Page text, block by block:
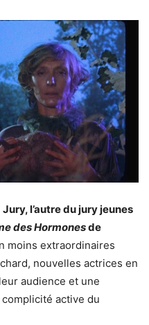
l’autre du jury jeunes
des Hormonesde
moins extraordinaires
nouvelles actrices en
audience et une
active du